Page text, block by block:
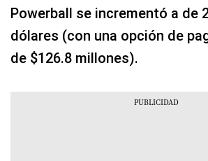
Powerball se incrementó a de
dólares (con una opción de
de $126.8 millones).